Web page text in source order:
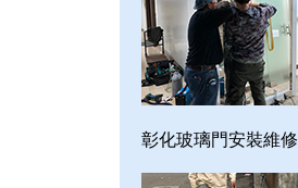
彰化玻璃門安裝維修